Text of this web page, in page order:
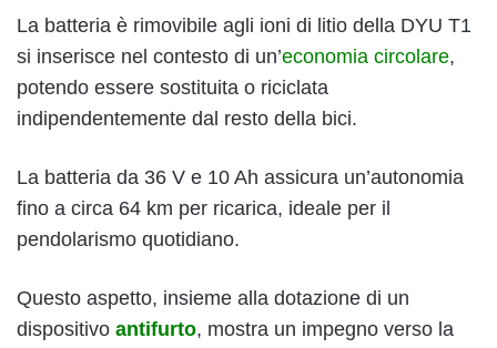
La batteria è rimovibile agli ioni di litio della DYU T1
si inserisce nel contesto di un’economia circolare,
potendo essere sostituita o riciclata
indipendentemente dal resto della bici.
La batteria da 36 V e 10 Ah assicura un’autonomia
fino a circa 64 km per ricarica, ideale per il
pendolarismo quotidiano.
Questo aspetto, insieme alla dotazione di un
dispositivo antifurto, mostra un impegno verso la